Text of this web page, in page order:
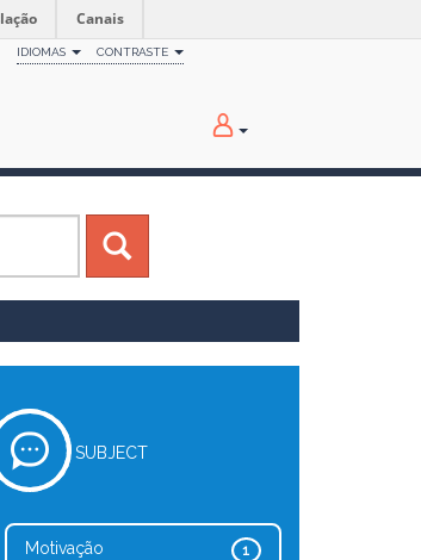
Canais
IDIOMAS CONTRASTE
SUBJECT
1
Motivação